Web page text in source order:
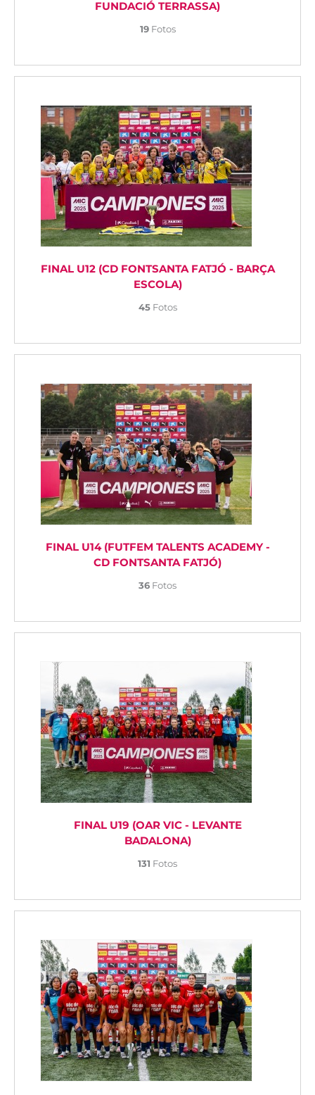
FUNDACIÓ TERRASSA)
19Fotos
FINAL U12 (CD FONTSANTA FATJÓ - BARÇA
ESCOLA)
45Fotos
FINAL U14 (FUTFEM TALENTS ACADEMY -
CD FONTSANTA FATJÓ)
36 Fotos
FINAL U19 (OAR VIC - LEVANTE
BADALONA)
131 Fotos